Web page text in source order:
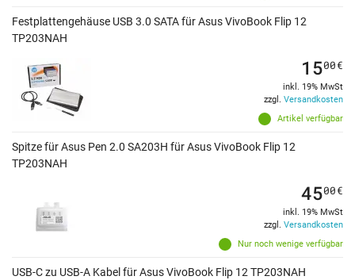
Festplattengehäuse USB 3.0 SATA für Asus VivoBook Flip 12
TP203NAH
Artikel verfügbar
1500€
inkl. 19% MwSt
zzgl. Versandkosten
Spitze für Asus Pen 2.0 SA203H für Asus VivoBook Flip 12
TP203NAH
Nur noch wenige verfügbar
4500€
inkl. 19% MwSt
zzgl. Versandkosten
USB-C zu USB-A Kabel für Asus VivoBook Flip 12 TP203NAH